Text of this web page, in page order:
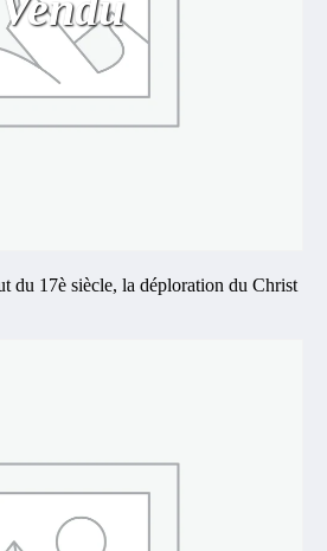
du 17è siècle, la déploration du Christ